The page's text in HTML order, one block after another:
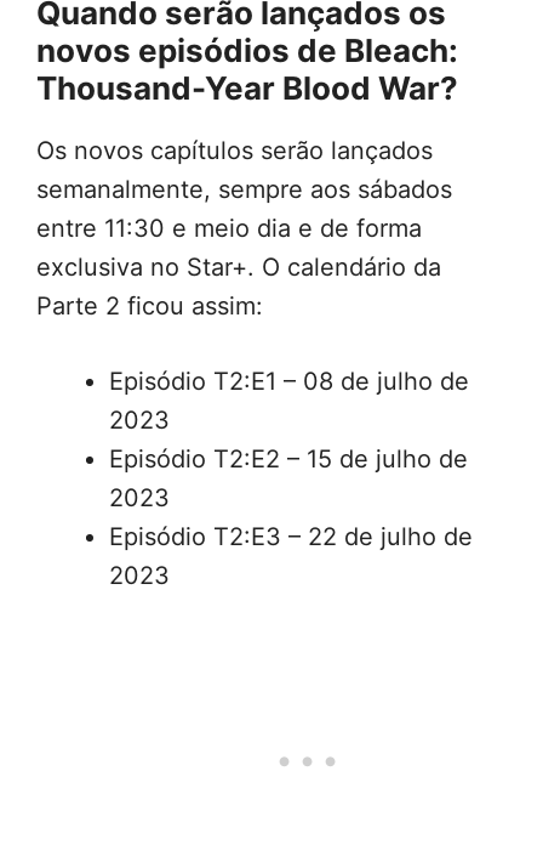
Quando serão lançados os
novos episódios de Bleach:
Thousand-Year Blood War?
Os novos capítulos serão lançados
semanalmente, sempre aos sábados
entre 11:30 e meio dia e de forma
exclusiva no Star+. O calendário da
Parte 2 ficou assim:
Episódio T2:E1 – 08 de julho de
2023
Episódio T2:E2 – 15 de julho de
2023
Episódio T2:E3 – 22 de julho de
2023